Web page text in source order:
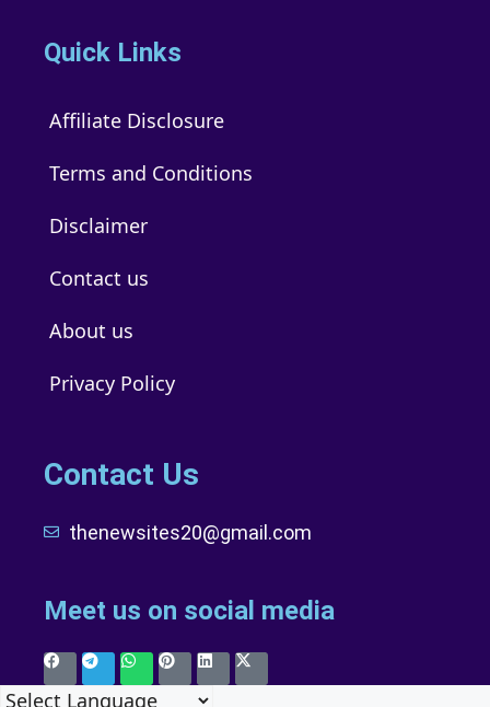
Quick Links
Affiliate Disclosure
Terms and Conditions
Disclaimer
Contact us
About us
Privacy Policy
Contact Us
thenewsites20@gmail.com
Meet us on social media